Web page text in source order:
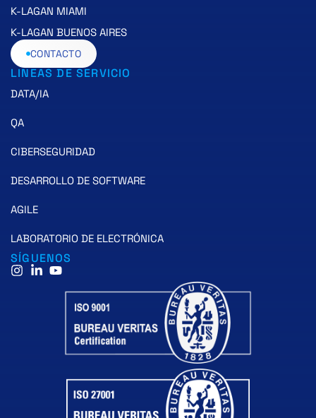
K-LAGAN MIAMI
K-LAGAN BUENOS AIRES
CONTACTO
LINEAS DE SERVICIO
DATA/IA
QA
CIBERSEGURIDAD
DESARROLLO DE SOFTWARE
AGILE
LABORATORIO DE ELECTRÓNICA
SÍGUENOS